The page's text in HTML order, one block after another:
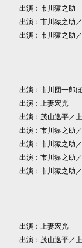
出演：市川猿之助
出演：市川猿之助
出演：市川猿之助
出演：市川団一郎
出演：上妻宏光
出演：茂山逸平／
出演：市川猿之助
出演：市川猿之助
出演：市川猿之助
出演：市川猿之助
出演：上妻宏光
出演：茂山逸平／